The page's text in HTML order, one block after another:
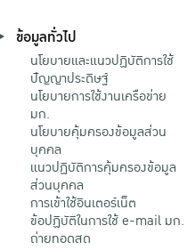
ข้อมูลทั่วไป
นโยบายและแนวปฏิบัติการใช้
ปัญญาประดิษฐ์
นโยบายการใช้งานเครือข่าย
มก.
นโยบายคุ้มครองข้อมูลส่วน
บุคคล
แนวปฏิบัติการคุ้มครองข้อมูล
ส่วนบุคคล
การเข้าใช้อินเตอร์เน็ต
ข้อปฏิบัติในการใช้ e-mail มก.
ถ่ายทอดสด